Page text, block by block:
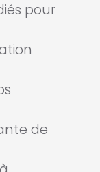
pour
de